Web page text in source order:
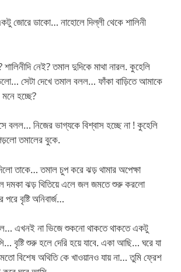
ডাকো… নাহোলে দিল্লী থেকে শালিনী
নেই? তমাল দুদিকে মাথা নারল. কুহেলি
সেটা দেখে তমাল বলল… ফাঁকা বাড়িতে আমাকে
হচ্ছে?
বলল… নিজের ভাগ্যকে বিশ্বাস হচ্ছে না ! কুহেলি
তমালের বুকে.
তাকে… তমাল চুপ করে ঝড় থামার অপেক্ষা
দমকা ঝড় থিতিয়ে এলে জল জমতে শুরু করলো
বৃষ্টি অনিবার্জ…
এখনই না ভিজে শুকনো থাকতে থাকতে একটু
বৃষ্টি শুরু হলে দেরি হয়ে যাবে. একা আছি… ঘরে যা
বিশেষ অথিতি কে খাওয়ানও যায় না… তুমি ফ্রেশ